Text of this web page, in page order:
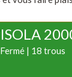
| 18 trous